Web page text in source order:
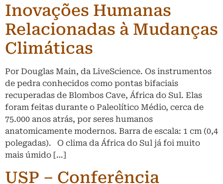
Inovações Humanas
Relacionadas à Mudanças
Climáticas
Por Douglas Main, da LiveScience. Os instrumentos
de pedra conhecidos como pontas bifaciais
recuperadas de Blombos Cave, África do Sul. Elas
foram feitas durante o Paleolítico Médio, cerca de
75.000 anos atrás, por seres humanos
anatomicamente modernos. Barra de escala: 1 cm (0,4
polegadas). O clima da África do Sul já foi muito
mais úmido […]
USP – Conferência